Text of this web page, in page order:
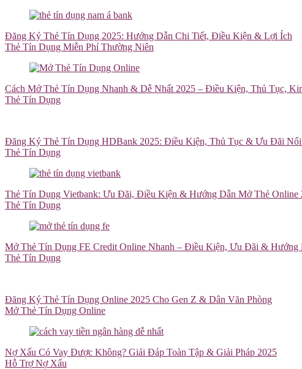
Đăng Ký Thẻ Tín Dụng 2025: Hướng Dẫn Chi Tiết, Điều Kiện & Lợi Ích
Thẻ Tín Dụng Miễn Phí Thường Niên
Cách Mở Thẻ Tín Dụng Nhanh & Dễ Nhất 2025 – Điều Kiện, Thủ Tục,
Thẻ Tín Dụng
Đăng Ký Thẻ Tín Dụng HDBank 2025: Điều Kiện, Thủ Tục & Ưu Đãi
Thẻ Tín Dụng
Thẻ Tín Dụng Vietbank: Ưu Đãi, Điều Kiện & Hướng Dẫn Mở Thẻ Online
Thẻ Tín Dụng
Mở Thẻ Tín Dụng FE Credit Online Nhanh – Điều Kiện, Ưu Đãi & Hướng
Thẻ Tín Dụng
Đăng Ký Thẻ Tín Dụng Online 2025 Cho Gen Z & Dân Văn Phòng
Mở Thẻ Tín Dụng Online
Nợ Xấu Có Vay Được Không? Giải Đáp Toàn Tập & Giải Pháp 2025
Hỗ Trợ Nợ Xấu